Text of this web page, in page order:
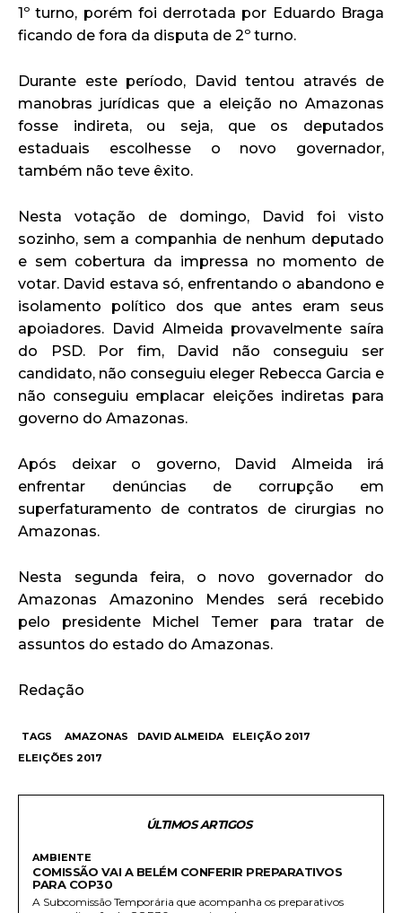
1º turno, porém foi derrotada por Eduardo Braga
ficando de fora da disputa de 2º turno.
Durante este período, David tentou através de
manobras jurídicas que a eleição no Amazonas
fosse indireta, ou seja, que os deputados
estaduais escolhesse o novo governador,
também não teve êxito.
Nesta votação de domingo, David foi visto
sozinho, sem a companhia de nenhum deputado
e sem cobertura da impressa no momento de
votar. David estava só, enfrentando o abandono e
isolamento político dos que antes eram seus
apoiadores. David Almeida provavelmente saíra
do PSD. Por fim, David não conseguiu ser
candidato, não conseguiu eleger Rebecca Garcia e
não conseguiu emplacar eleições indiretas para
governo do Amazonas.
Após deixar o governo, David Almeida irá
enfrentar denúncias de corrupção em
superfaturamento de contratos de cirurgias no
Amazonas.
Nesta segunda feira, o novo governador do
Amazonas Amazonino Mendes será recebido
pelo presidente Michel Temer para tratar de
assuntos do estado do Amazonas.
Redação
TAGS AMAZONAS DAVID ALMEIDA
ELEIÇÃO 2017
ELEIÇÕES 2017
ÚLTIMOS ARTIGOS
AMBIENTE
COMISSÃO VAI A BELÉM CONFERIR PREPARATIVOS
PARA COP30
A Subcomissão Temporária que acompanha os preparativos